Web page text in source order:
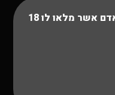
הכניסה לאתר מותרת בלבד לאדם אשר מלאו לו 18